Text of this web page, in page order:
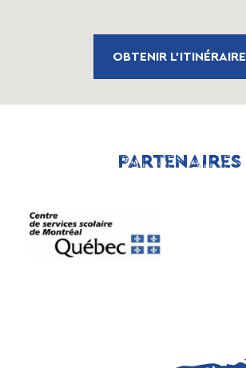
OBTENIR L'ITINÉRAIRE
PARTENAIRES